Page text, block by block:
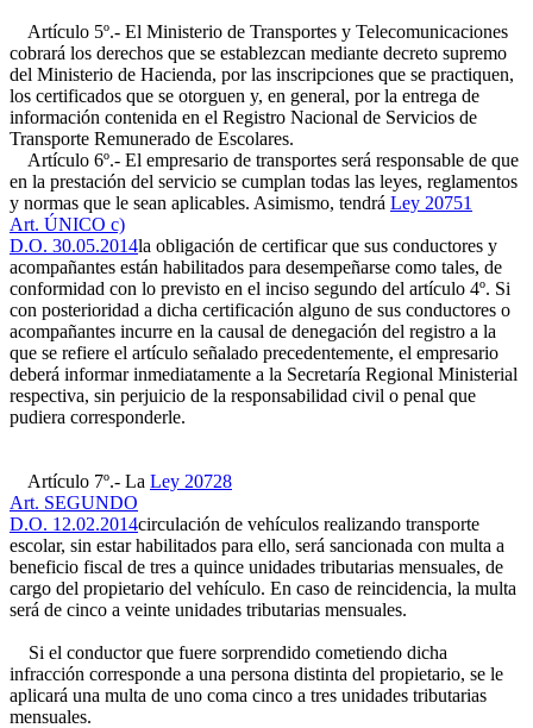
Artículo 5º.- El Ministerio de Transportes y Telecomunicaciones
cobrará los derechos que se establezcan mediante decreto supremo
del Ministerio de Hacienda, por las inscripciones que se practiquen,
los certificados que se otorguen y, en general, por la entrega de
información contenida en el Registro Nacional de Servicios de
Transporte Remunerado de Escolares.
Artículo 6º.- El empresario de transportes será responsable de que
en la prestación del servicio se cumplan todas las leyes, reglamentos
y normas que le sean aplicables. Asimismo, tendrá Ley 20751
Art. ÚNICO c)
D.O. 30.05.2014la obligación de certificar que sus conductores y
acompañantes están habilitados para desempeñarse como tales, de
conformidad con lo previsto en el inciso segundo del artículo 4º. Si
con posterioridad a dicha certificación alguno de sus conductores o
acompañantes incurre en la causal de denegación del registro a la
que se refiere el artículo señalado precedentemente, el empresario
deberá informar inmediatamente a la Secretaría Regional Ministerial
respectiva, sin perjuicio de la responsabilidad civil o penal que
pudiera corresponderle.
Artículo 7º.- La Ley 20728
Art. SEGUNDO
D.O. 12.02.2014circulación de vehículos realizando transporte
escolar, sin estar habilitados para ello, será sancionada con multa a
beneficio fiscal de tres a quince unidades tributarias mensuales, de
cargo del propietario del vehículo. En caso de reincidencia, la multa
será de cinco a veinte unidades tributarias mensuales.
Si el conductor que fuere sorprendido cometiendo dicha
infracción corresponde a una persona distinta del propietario, se le
aplicará una multa de uno coma cinco a tres unidades tributarias
mensuales.